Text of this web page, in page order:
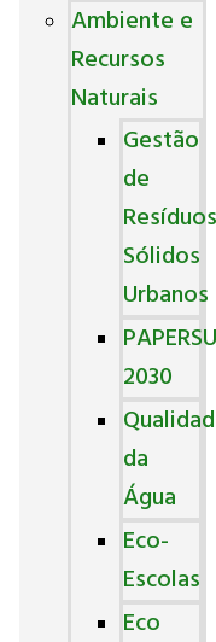
Ambiente e
Recursos
Naturais
Gestão
de
Sólidos
Urbanos
2030
da
Água
Eco-
Escolas
Eco